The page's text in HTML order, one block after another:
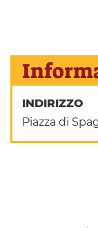
INDIRIZZO
Piazza di